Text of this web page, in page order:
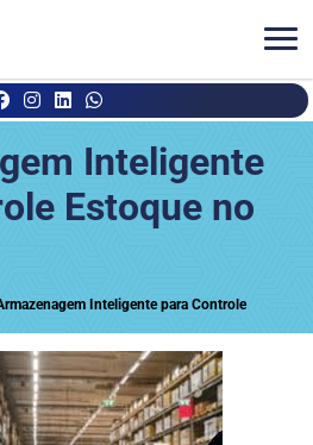
Inteligente
Estoque no
Inteligente para Controle